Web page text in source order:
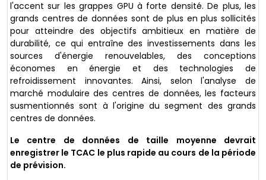
l'accent sur les grappes GPU à forte densité. De plus, les
grands centres de données sont de plus en plus sollicités
pour atteindre des objectifs ambitieux en matière de
durabilité, ce qui entraîne des investissements dans les
sources d'énergie renouvelables, des conceptions
économes en énergie et des technologies de
refroidissement innovantes. Ainsi, selon l'analyse de
marché modulaire des centres de données, les facteurs
susmentionnés sont à l'origine du segment des grands
centres de données.
Le centre de données de taille moyenne devrait
enregistrer le TCAC le plus rapide au cours de la période
de prévision.